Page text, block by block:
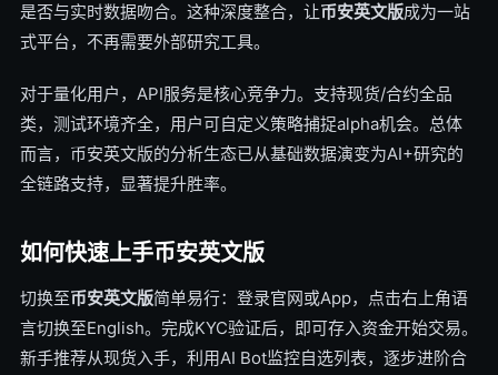
是否与实时数据吻合。这种深度整合，让币安英文版成为一站
式平台，不再需要外部研究工具。
对于量化用户，API服务是核心竞争力。支持现货/合约全品
类，测试环境齐全，用户可自定义策略捕捉alpha机会。总体
而言，币安英文版的分析生态已从基础数据演变为AI+研究的
全链路支持，显著提升胜率。
如何快速上手币安英文版
切换至币安英文版简单易行：登录官网或App，点击右上角语
言切换至English。完成KYC验证后，即可存入资金开始交易。
新手推荐从现货入手，利用AI Bot监控自选列表，逐步进阶合